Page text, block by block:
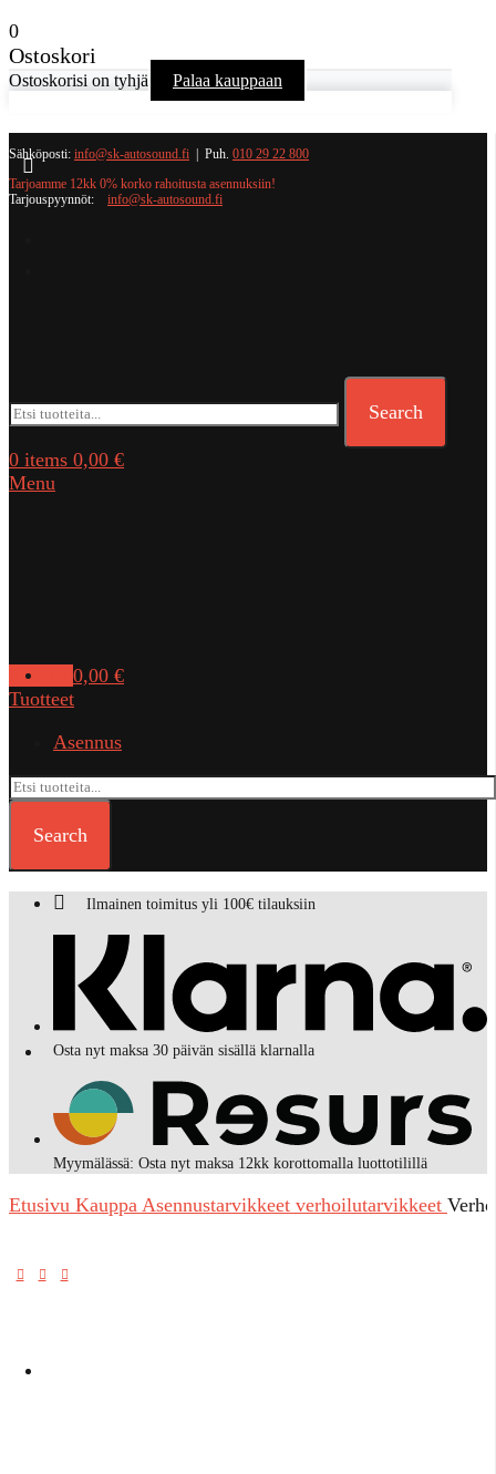
0
Ostoskori
Ostoskorisi on tyhjä Palaa kauppaan
Sähköposti: info@sk-autosound.fi | Puh. 010 29 22 800
Tarjoamme 12kk 0% korko rahoitusta asennuksiin!
Tarjouspyynnöt:
info@sk-autosound.fi
Search
0 items 0,00 €
Menu
items 0,00 €
Tuotteet
Asennus
Search
Ilmainen toimitus yli 100€ tilauksiin
Osta nyt maksa 30 päivän sisällä klarnalla
Myymälässä: Osta nyt maksa 12kk korottomalla luottotilillä
Etusivu Kauppa Asennustarvikkeet verhoilutarvikkeet